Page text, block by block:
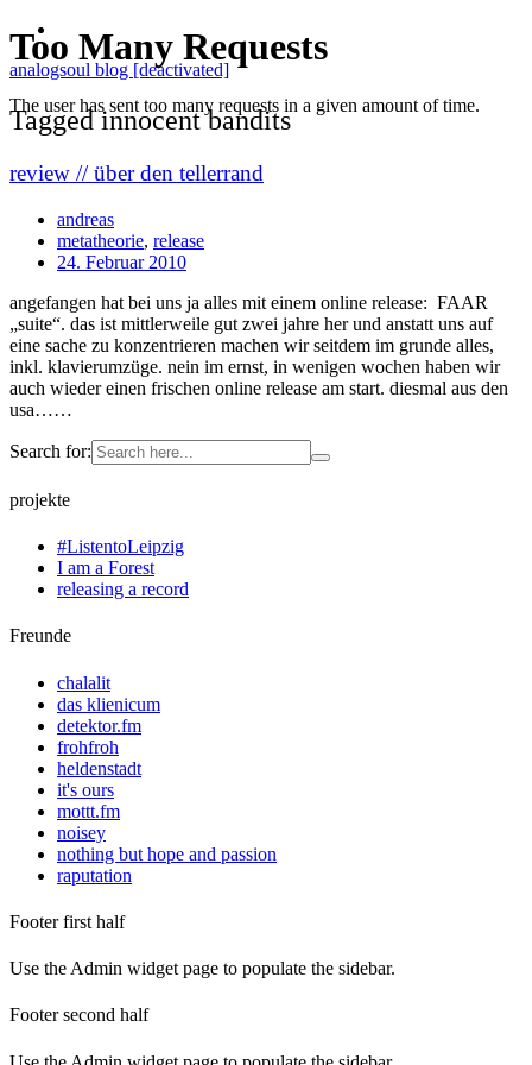
analogsoul blog [deactivated]
Tagged innocent bandits
review // über den tellerrand
andreas
metatheorie, release
24. Februar 2010
angefangen hat bei uns ja alles mit einem online release: FAAR
„suite“. das ist mittlerweile gut zwei jahre her und anstatt uns auf
eine sache zu konzentrieren machen wir seitdem im grunde alles,
inkl. klavierumzüge. nein im ernst, in wenigen wochen haben wir
auch wieder einen frischen online release am start. diesmal aus den
usa……
Search for:
projekte
#ListentoLeipzig
I am a Forest
releasing a record
Freunde
chalalit
das klienicum
detektor.fm
frohfroh
heldenstadt
it's ours
mottt.fm
noisey
nothing but hope and passion
raputation
Footer first half
Use the Admin widget page to populate the sidebar.
Footer second half